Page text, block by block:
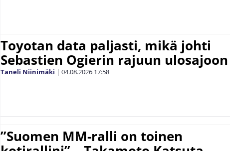
Toyotan data paljasti, mikä johti
Sebastien Ogierin rajuun ulosajoon
Taneli Niinimäki | 04.08.2026 17:58
”Suomen MM-ralli on toinen